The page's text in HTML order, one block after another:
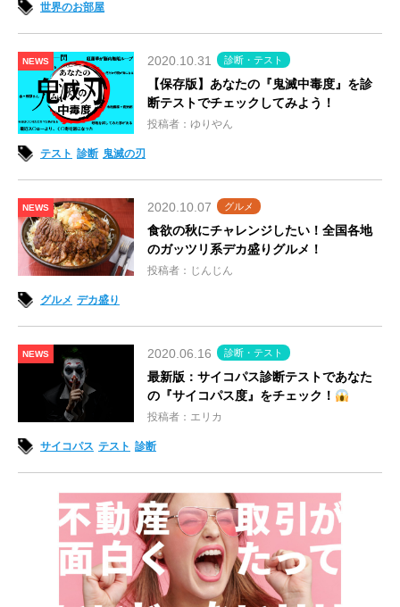
世界のお部屋
NEWS 2020.10.31 診断・テスト
【保存版】あなたの『鬼滅中毒度』を診
断テストでチェックしてみよう！
投稿者：ゆりやん
テスト 診断 鬼滅の刃
NEWS 2020.10.07 グルメ
食欲の秋にチャレンジしたい！全国各地
のガッツリ系デカ盛りグルメ！
投稿者：じんじん
グルメ デカ盛り
NEWS 2020.06.16 診断・テスト
最新版：サイコパス診断テストであなた
の『サイコパス度』をチェック！
投稿者：エリカ
サイコパス テスト 診断